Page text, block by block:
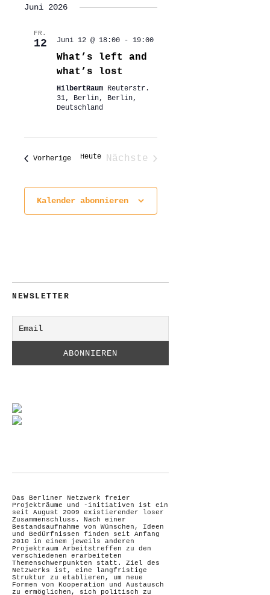
Juni 2026
FR.
12 Juni 12 @ 18:00- 19:00
What’s left and
what’s lost
HilbertRaum Reuterstr.
31, Berlin, Berlin,
Deutschland
VorherigeVeranstaltungen
Heute
Nächste
Kalender abonnieren
NEWSLETTER
Das Berliner Netzwerk freier
Projekträume und -initiativen ist ein
seit August 2009 existierender loser
Zusammenschluss. Nach einer
Bestandsaufnahme von Wünschen, Ideen
und Bedürfnissen finden seit Anfang
2010 in einem jeweils anderen
Projektraum Arbeitstreffen zu den
verschiedenen erarbeiteten
Themenschwerpunkten statt. Ziel des
Netzwerks ist, eine langfristige
Struktur zu etablieren, um neue
Formen von Kooperation und Austausch
zu ermöglichen, sich politisch zu